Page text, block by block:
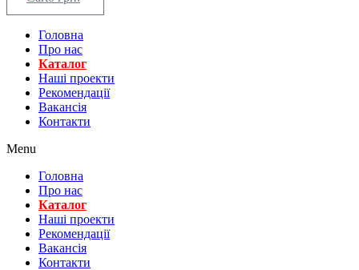
Головна
Про нас
Каталог
Нашi проекти
Рекомендації
Вакансiя
Контакти
Menu
Головна
Про нас
Каталог
Нашi проекти
Рекомендації
Вакансiя
Контакти